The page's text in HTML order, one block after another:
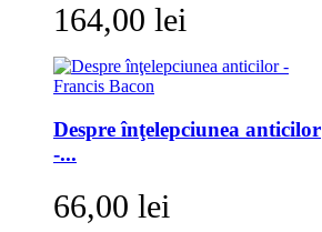
164,00 lei
Despre înţelepciunea anticilor
-...
66,00 lei